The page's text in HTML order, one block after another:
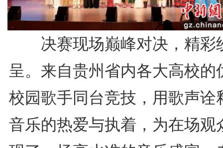
决赛现场巅峰对决，精彩
呈。来自贵州省内各大高校的
校园歌手同台竞技，用歌声诠
音乐的热爱与执着，为在场观